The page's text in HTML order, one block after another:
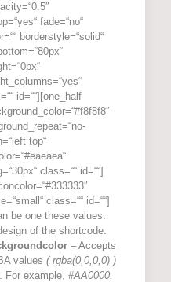
fade=“no“
borderstyle=“solid“
id=““][one_half
top“
class=““ id=““]
class=““ id=““]
be one these values:
of the shortcode.
– Accepts
values ( rgba(0,0,0,0) )
For example, #AA0000,